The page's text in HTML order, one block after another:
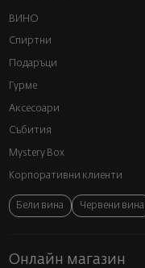
ВИНО
Спиртни
Подаръци
Гурме
Аксесоари
Събития
Mystery Box
Корпоративни клиенти
Бели вина Червени вина
Онлайн магазин